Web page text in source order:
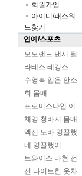
회원가입
아이디/패스워
드찾기
연예/스포츠
모모랜드 낸시 필
라테스 레깅스
수영복 입은 안소
희 몸매
프로미스나인 이
채영 청바지 몸매
엑신 노바 영끌했
네 영끌했어
트와이스 다현 전
신 타이트한 옷차